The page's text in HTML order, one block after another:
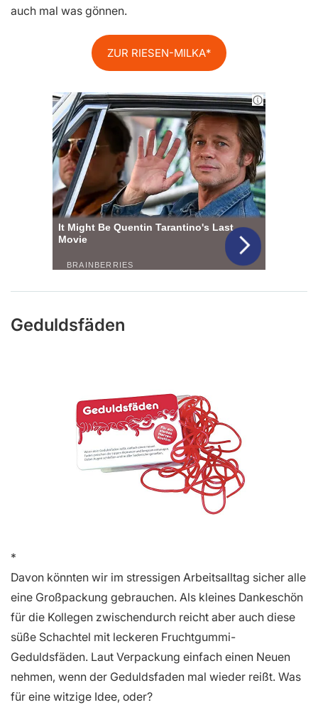
auch mal was gönnen.
ZUR RIESEN-MILKA
Geduldsfäden
Davon könnten wir im stressigen Arbeitsalltag sicher alle
eine Großpackung gebrauchen. Als kleines Dankeschön
für die Kollegen zwischendurch reicht aber auch diese
süße Schachtel mit leckeren Fruchtgummi-
Geduldsfäden. Laut Verpackung einfach einen Neuen
nehmen, wenn der Geduldsfaden mal wieder reißt. Was
für eine witzige Idee, oder?